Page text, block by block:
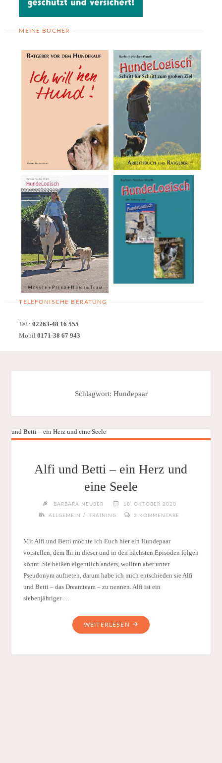
MEINE BÜCHER
TELEFONISCHE BERATUNG
Tel.:02263-48 16 555
Mobil0171-38 67 943
Schlagwort: Hundepaar
Alfi und Betti – ein Herz und
eine Seele
BARBARA NEUBER 18. OKTOBER 2020
ALLGEMEIN / TRAINING 2 KOMMENTARE
Mit Alfi und Betti möchte ich Euch hier ein Hundepaar
vorstellen, dem Ihr in dieser und in den nächsten Episoden folgen
könnt. Sie heißen eigentlich anders, wollten aber unter
Pseudonym auftreten, darum habe ich mich entschieden sie Alfi
und Betti – das Dreamteam – zu nennen. Alfi ist ein
siebenjähriger …
WEITERLESEN "ALFI
UND